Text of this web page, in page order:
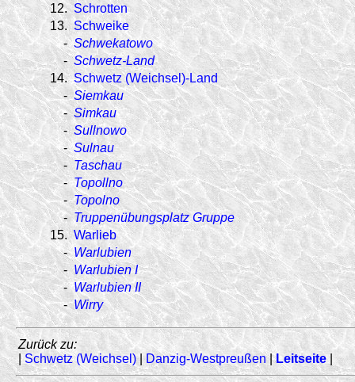
12. Schrotten
13. Schweike
- Schwekatowo
- Schwetz-Land
14. Schwetz (Weichsel)-Land
- Siemkau
- Simkau
- Sullnowo
- Sulnau
- Taschau
- Topollno
- Topolno
- Truppenübungsplatz Gruppe
15. Warlieb
- Warlubien
- Warlubien I
- Warlubien II
- Wirry
Zurück zu:
|Schwetz (Weichsel)|Danzig-Westpreußen|Leitseite|